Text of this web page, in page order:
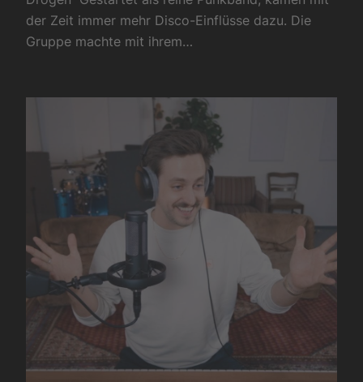
der Zeit immer mehr Disco-Einflüsse dazu. Die
Gruppe machte mit ihrem…